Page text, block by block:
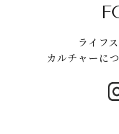
ライフ
カルチャーに